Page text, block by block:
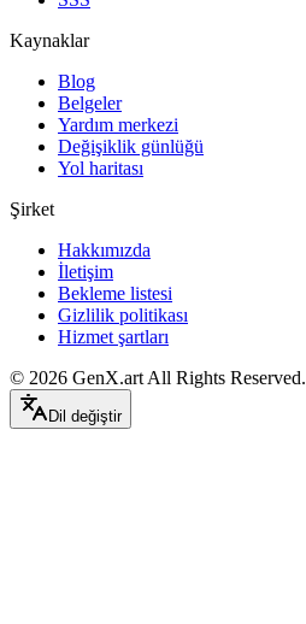
Kaynaklar
Blog
Belgeler
Yardım merkezi
Değişiklik günlüğü
Yol haritası
Şirket
Hakkımızda
İletişim
Bekleme listesi
Gizlilik politikası
Hizmet şartları
© 2026 GenX.art All Rights Reserved.
Dil değiştir